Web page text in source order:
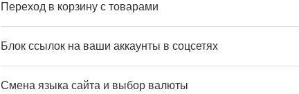
Переход в корзину с товарами
Блок ссылок на ваши аккаунты в соцсетях
Смена языка сайта и выбор валюты